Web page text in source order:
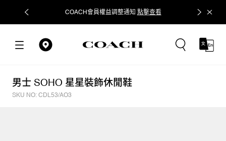
COACH會員權益調整通知 點擊查看 立即追蹤
男士 SOHO 星星裝飾休閒鞋
SKU NO: CDL53/AO3